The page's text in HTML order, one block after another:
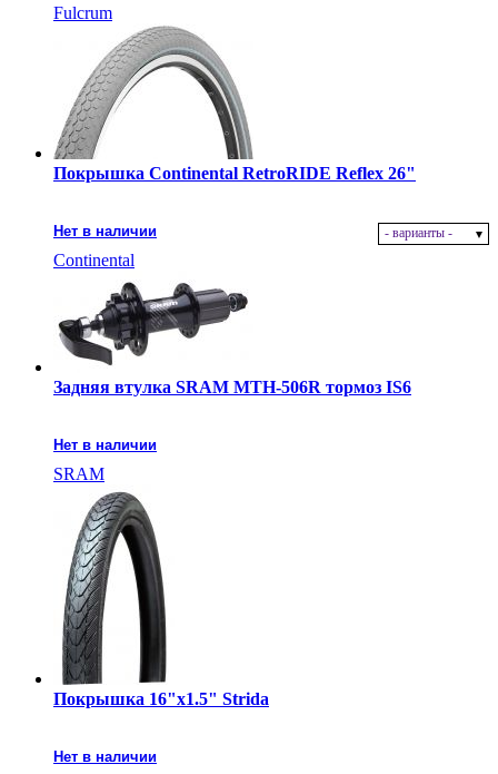
Fulcrum
Покрышка Continental RetroRIDE Reflex 26"
Нет в наличии - варианты -
Continental
Задняя втулка SRAM MTH-506R тормоз IS6
Нет в наличии
SRAM
Покрышка 16"x1.5" Strida
Нет в наличии